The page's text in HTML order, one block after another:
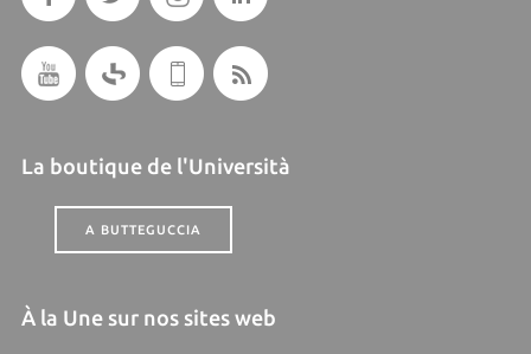
La boutique de l'Università
A BUTTEGUCCIA
À la Une sur nos sites web